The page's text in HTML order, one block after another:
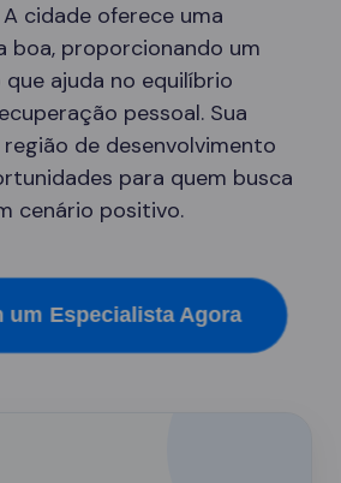
cidade oferece uma
boa, proporcionando um
ajuda no equilíbrio
pessoal. Sua
de desenvolvimento
para quem busca
cenário positivo.
um Especialista Agora